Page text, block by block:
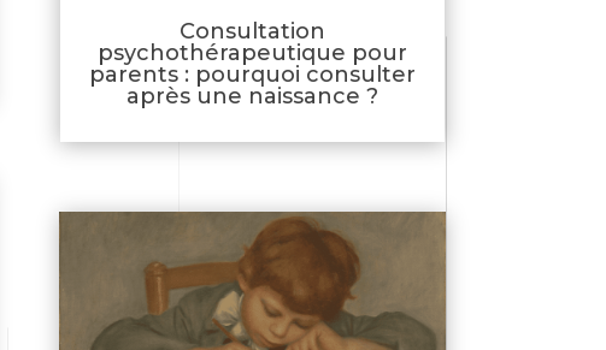
Consultation
psychothérapeutique pour
parents : pourquoi consulter
après une naissance ?